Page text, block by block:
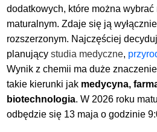
dodatkowych, które można
maturalnym. Zdaje się ją
rozszerzonym. Najczęściej
planującystudia medyczne,
Wynik z chemii ma duże
takie kierunki jak medycyna,
biotechnologia. W 2026 roku
odbędzie się 13 maja o godzinie